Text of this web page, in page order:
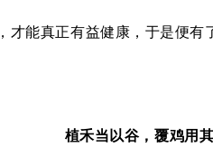
能真正有益健康，于是便有
植禾当以谷，覆鸡用其